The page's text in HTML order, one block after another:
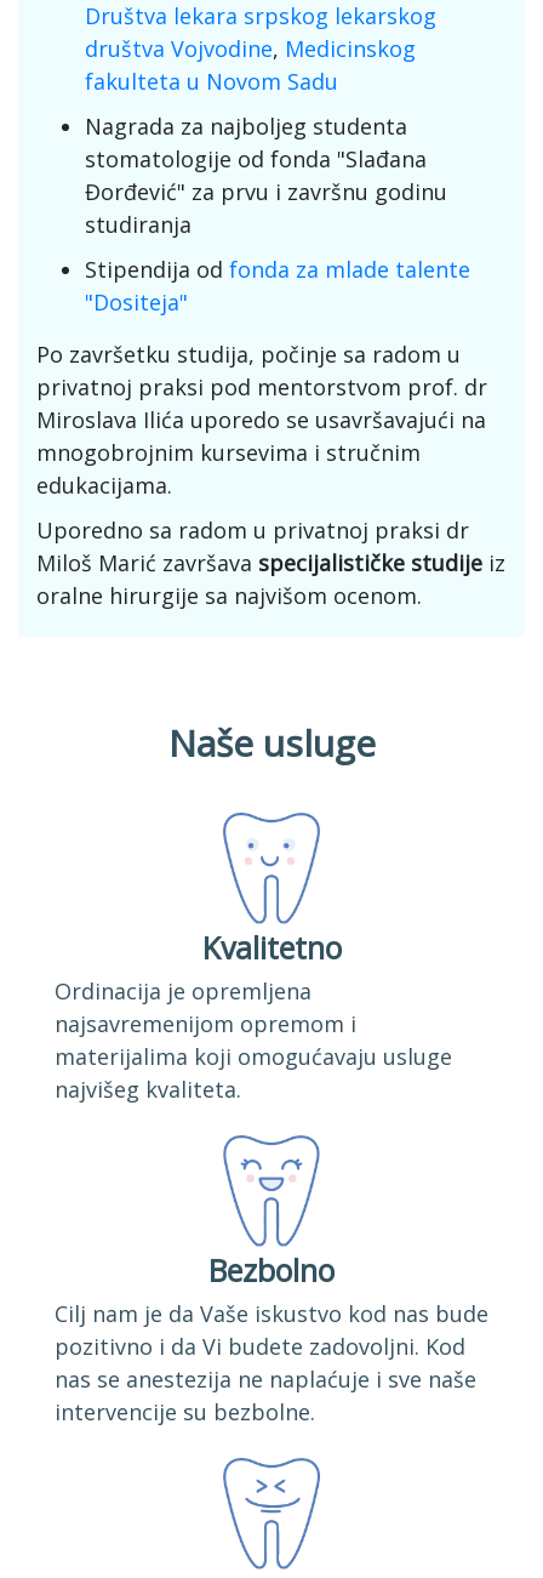
Društva lekara srpskog lekarskog
društva Vojvodine, Medicinskog
fakulteta u Novom Sadu
Nagrada za najboljeg studenta
stomatologije od fonda "Slađana
Đorđević" za prvu i završnu godinu
studiranja
Stipendija od fonda za mlade talente
"Dositeja"
Po završetku studija, počinje sa radom u
privatnoj praksi pod mentorstvom prof. dr
Miroslava Ilića uporedo se usavršavajući na
mnogobrojnim kursevima i stručnim
edukacijama.
Uporedno sa radom u privatnoj praksi dr
Miloš Marić završava specijalističke studije iz
oralne hirurgije sa najvišom ocenom.
Naše usluge
Kvalitetno
Ordinacija je opremljena
najsavremenijom opremom i
materijalima koji omogućavaju usluge
najvišeg kvaliteta.
Bezbolno
Cilj nam je da Vaše iskustvo kod nas bude
pozitivno i da Vi budete zadovoljni. Kod
nas se anestezija ne naplaćuje i sve naše
intervencije su bezbolne.